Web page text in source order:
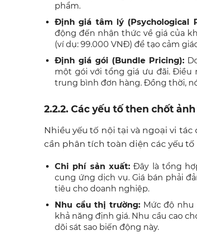
phẩm.
Định giá tâm lý (Psychological
động đến nhận thức về giá của
(ví dụ: 99.000 VNĐ) để tạo cảm
Định giá gói (Bundle Pricing):
một gói với tổng giá ưu đãi. Điều
trung bình đơn hàng. Đồng thời,
2.2.2. Các yếu tố then chốt
Nhiều yếu tố nội tại và ngoại vi
cần phân tích toàn diện các yếu
Chi phí sản xuất:Đây là tổng
cung ứng dịch vụ. Giá bán phải
tiêu cho doanh nghiệp.
Nhu cầu thị trường: Mức độ nhu
khả năng định giá. Nhu cầu cao
dõi sát sao biến động này.